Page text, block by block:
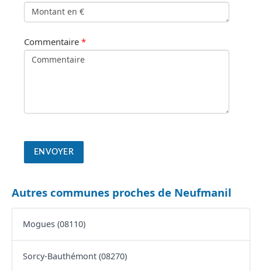
Commentaire *
Autres communes proches de Neufmanil
Mogues (08110)
Sorcy-Bauthémont (08270)